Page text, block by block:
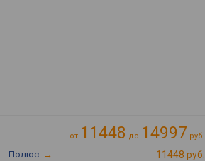
от 11448 до 14997 руб.
Полюс → 11448 руб.